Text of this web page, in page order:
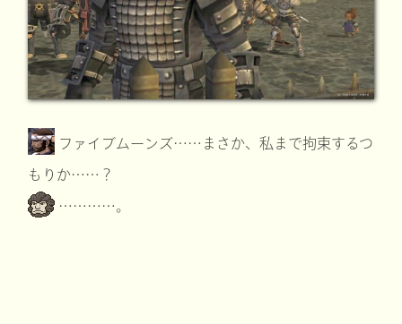
ファイブムーンズ……まさか、私まで拘束するつ
もりか……？
…………。